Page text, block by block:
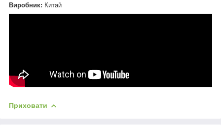
Виробник: Китай
Приховати